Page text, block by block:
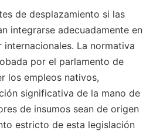
de desplazamiento si las
integrarse adecuadamente en
La normativa
por el parlamento de
los empleos nativos,
significativa de la mano de
de insumos sean de origen
estricto de esta legislación